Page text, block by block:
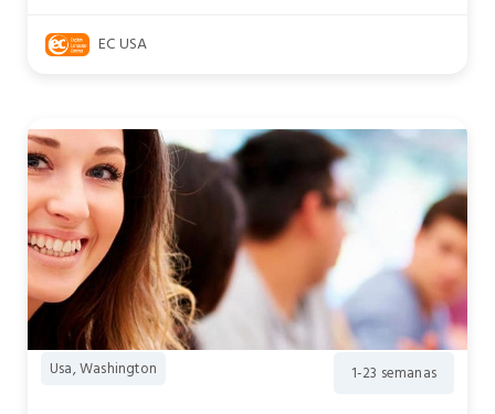
EC USA
Usa, Washington 1-23 semanas